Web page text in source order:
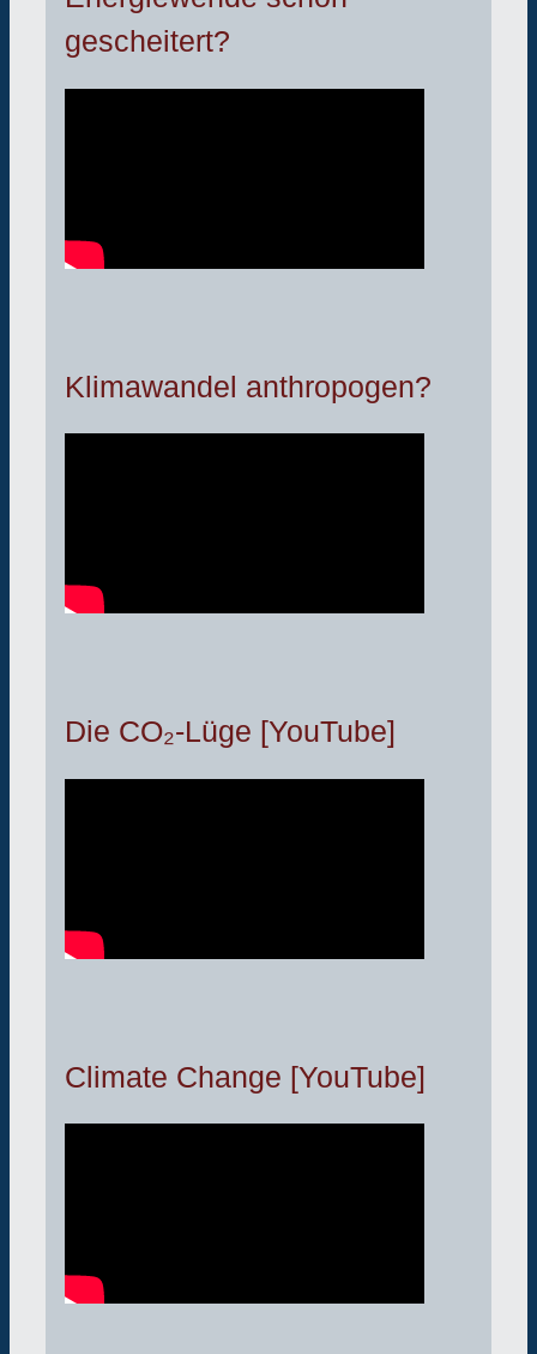
gescheitert?
Klimawandel anthropogen?
Die CO₂-Lüge [YouTube]
Climate Change [YouTube]